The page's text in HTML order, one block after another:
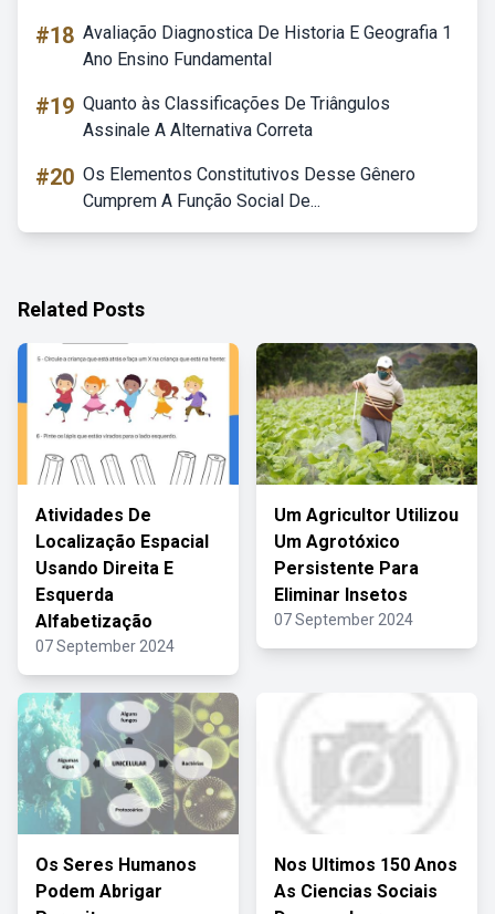
#18 Avaliação Diagnostica De Historia E Geografia 1
Ano Ensino Fundamental
#19 Quanto às Classificações De Triângulos
Assinale A Alternativa Correta
#20 Os Elementos Constitutivos Desse Gênero
Cumprem A Função Social De...
Related Posts
Atividades De
Localização Espacial
Usando Direita E
Esquerda
Alfabetização
07 September 2024
Um Agricultor Utilizou
Um Agrotóxico
Persistente Para
Eliminar Insetos
07 September 2024
Os Seres Humanos
Podem Abrigar
Nos Ultimos 150 Anos
As Ciencias Sociais